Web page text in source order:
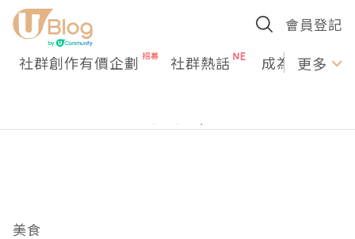
會員登記
社群創作有價企劃 社群熱話 成為U更多
美食